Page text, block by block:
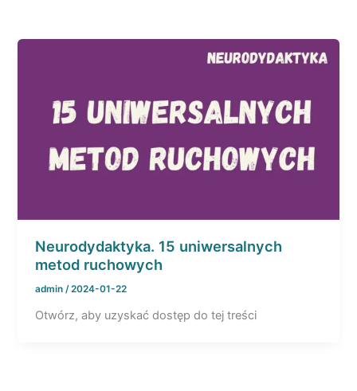
Neurodydaktyka. 15 uniwersalnych
metod ruchowych
admin/2024-01-22
Otwórz, aby uzyskać dostęp do tej treści